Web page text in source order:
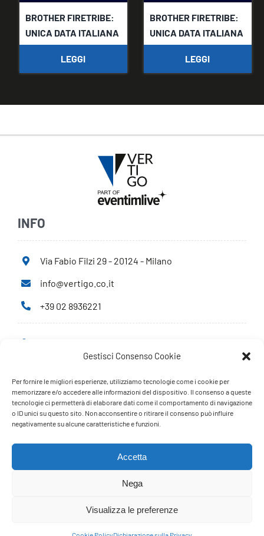
Gestisci Consenso Cookie
Per fornire le migliori esperienze, utilizziamo tecnologie come i cookie per
memorizzare e/o accedere alle informazioni del dispositivo. Il consenso a queste
tecnologie ci permetterà di elaborare dati come il comportamento di navigazione
o ID unici su questo sito. Non acconsentire o ritirare il consenso può influire
negativamente su alcune caratteristiche e funzioni.
Accetta
Nega
Visualizza le preferenze
BROTHER FIRETRIBE:
UNICA DATA ITALIANA
LEGGI
BROTHER FIRETRIBE:
UNICA DATA ITALIANA
LEGGI
INFO
Via Fabio Filzi 29 - 20124 - Milano
info@vertigo.co.it
+39 02 8936221
PARTNERS